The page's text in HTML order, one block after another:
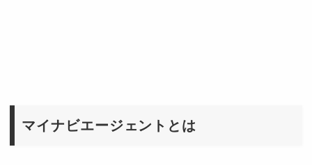
マイナビエージェントとは